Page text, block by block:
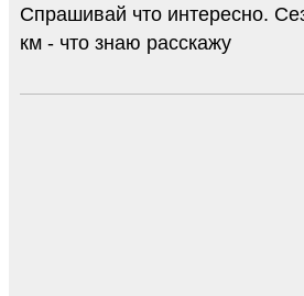
Спрашивай что интересно.
км - что знаю расскажу